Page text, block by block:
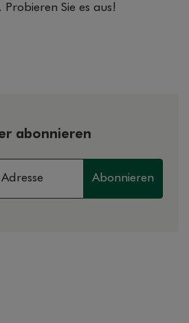
Sie es aus!
abonnieren
Abonnieren